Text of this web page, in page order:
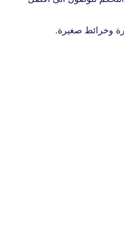
وخرائط صغيرة.